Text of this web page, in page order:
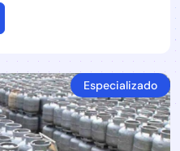
Especializado